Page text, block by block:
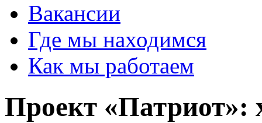
Вакансии
Где мы находимся
Как мы работаем
Проект